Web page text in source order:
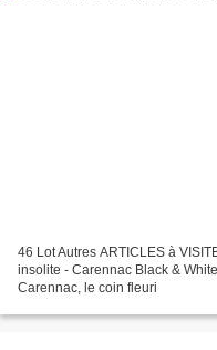
46 Lot Autres ARTICLES à
insolite - Carennac Black &
Carennac, le coin fleuri